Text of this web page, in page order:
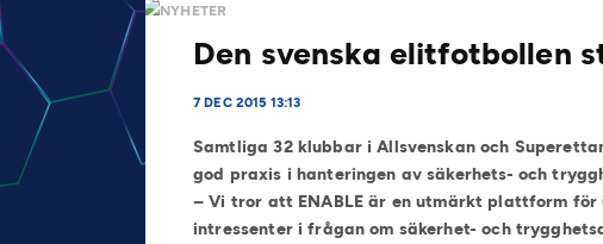
NYHETER
Den svenska elitfotbollen
7 DEC 2015 13:13
Samtliga 32 klubbar i Allsvenskan och
god praxis i hanteringen av säkerhets- och
–Vi tror att ENABLE är en utmärkt plattform
intressenter i frågan om säkerhet- och